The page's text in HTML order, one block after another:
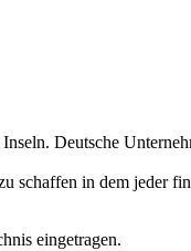
Deutsche
schaffen in dem jeder
eingetragen.